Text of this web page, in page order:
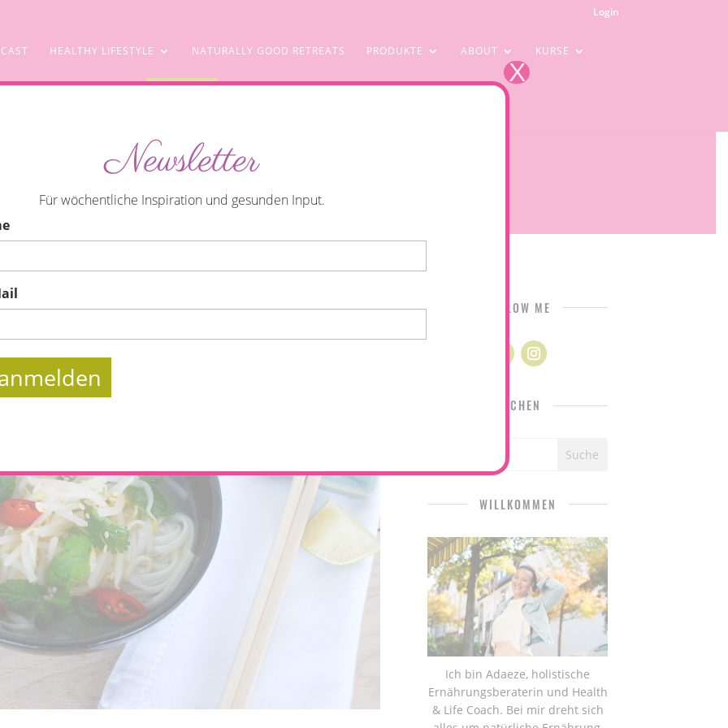
Login
HEALTHY LIFESTYLE NATURALLY GOOD RETREATS PRODUKTE ABOUT KURSE
Pho-Suppe
FOLLOW ME
SUCHEN
WILLKOMMEN
Ich bin Adaeze, holistische
Ernährungsberaterin und Health
& Life Coach. Bei mir dreht sich
Newsletter
Für wöchentliche Inspiration und gesunden Input.
X